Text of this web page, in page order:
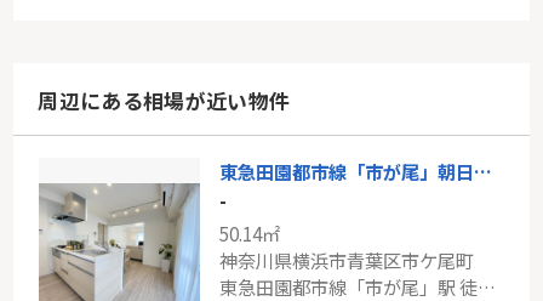
周辺にある相場が近い物件
東急田園都市線「市が尾」朝日市ヶ尾マンション
-
50.14㎡
神奈川県横浜市青葉区市ケ尾町
東急田園都市線「市が尾」駅 徒歩2分